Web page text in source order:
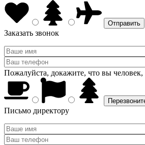
Заказать звонок
Пожалуйста, докажите, что вы человек,
Письмо директору